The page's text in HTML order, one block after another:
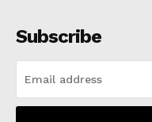
Subscribe